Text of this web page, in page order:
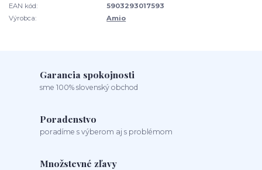
EAN kód:
5903293017593
Výrobca:
Amio
Garancia spokojnosti
sme 100% slovenský obchod
Poradenstvo
poradíme s výberom aj s problémom
Množstevné zľavy